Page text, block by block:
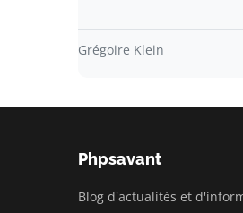
Grégoire Klein
Phpsavant
Blog d'actualités et